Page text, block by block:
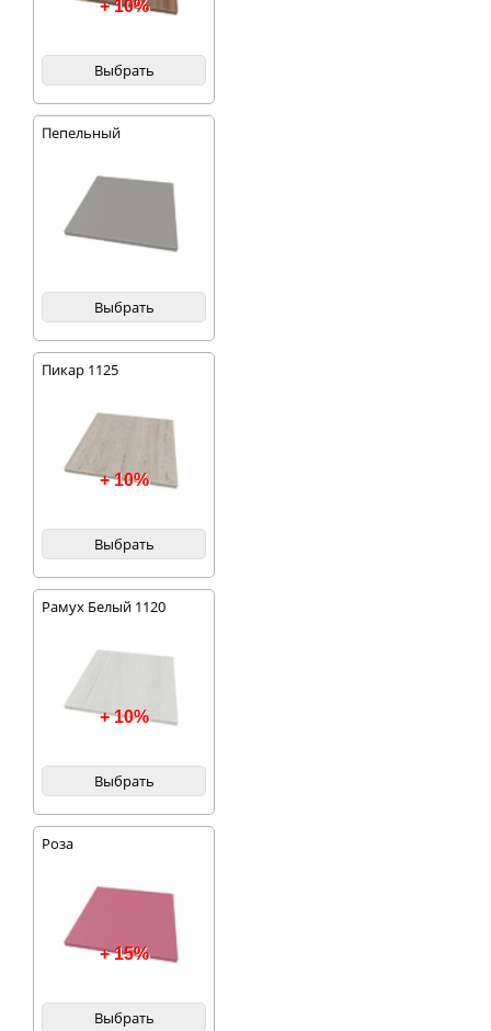
+ 10%
Выбрать
Пепельный
Выбрать
Пикар 1125
+ 10%
Выбрать
Рамух Белый 1120
+ 10%
Выбрать
Роза
+ 15%
Выбрать